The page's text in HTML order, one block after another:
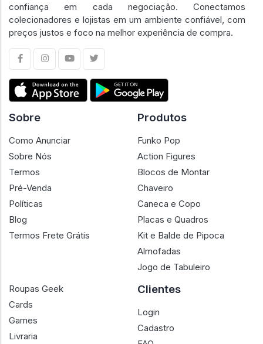
confiança em cada negociação. Conectamos
colecionadores e lojistas em um ambiente confiável, com
preços justos e foco na melhor experiência de compra.
Sobre
Como Anunciar
Sobre Nós
Termos
Pré-Venda
Políticas
Blog
Termos Frete Grátis
Produtos
Funko Pop
Action Figures
Blocos de Montar
Chaveiro
Caneca e Copo
Placas e Quadros
Kit e Balde de Pipoca
Almofadas
Jogo de Tabuleiro
Roupas Geek
Cards
Games
Livraria
Clientes
Login
Cadastro